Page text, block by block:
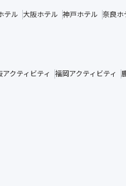
テル 大阪ホテル 神戸ホテル 奈良ホ
アクティビティ 福岡アクティビティ